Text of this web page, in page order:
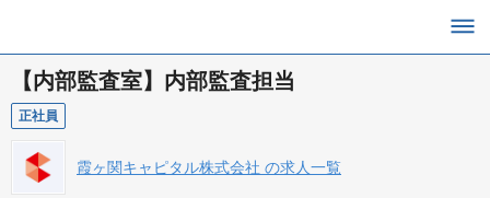
【内部監査室】内部監査担当
正社員
霞ヶ関キャピタル株式会社 の求人一覧